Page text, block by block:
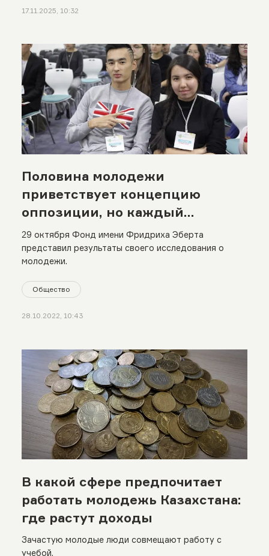
17.11.2025, 10:32
Половина молодежи
приветствует концепцию
оппозиции, но каждый
четвертый – поддерживает
авторитаризм
29 октября Фонд имени Фридриха Эберта
представил результаты своего исследования о
молодежи.
Общество
28.10.2022, 10:43
В какой сфере предпочитает
работать молодежь Казахстана:
где растут доходы
Зачастую молодые люди совмещают работу с
учебой.